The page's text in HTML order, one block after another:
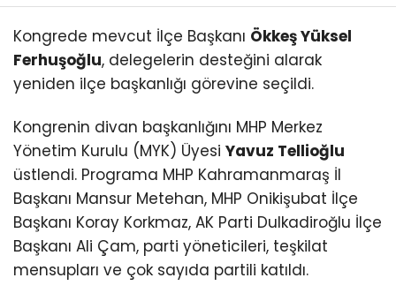
Kongrede mevcut İlçe Başkanı Ökkeş Yüksel
Ferhuşoğlu, delegelerin desteğini alarak
yeniden ilçe başkanlığı görevine seçildi.
Kongrenin divan başkanlığını MHP Merkez
Yönetim Kurulu (MYK) Üyesi Yavuz Tellioğlu
üstlendi. Programa MHP Kahramanmaraş İl
Başkanı Mansur Metehan, MHP Onikişubat İlçe
Başkanı Koray Korkmaz, AK Parti Dulkadiroğlu İlçe
Başkanı Ali Çam, parti yöneticileri, teşkilat
mensupları ve çok sayıda partili katıldı.